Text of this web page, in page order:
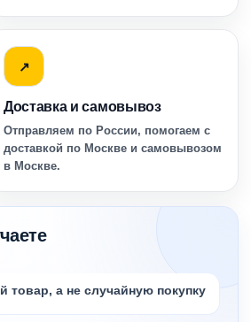
↗
Доставка и самовывоз
Отправляем по России, помогаем с
доставкой по Москве и самовывозом
в Москве.
товар, а не случайную покупку